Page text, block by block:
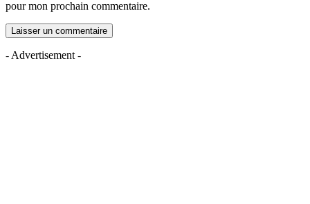
pour mon prochain commentaire.
- Advertisement -